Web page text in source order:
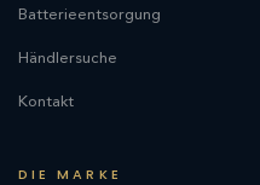
Batterieentsorgung
Händlersuche
Kontakt
DIE MARKE